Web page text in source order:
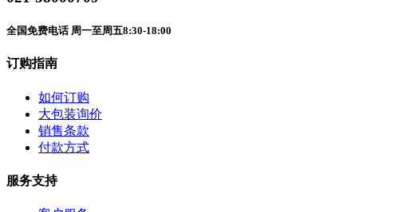
全国免费电话 周一至周五8:30-18:00
订购指南
如何订购
大包装询价
销售条款
付款方式
服务支持